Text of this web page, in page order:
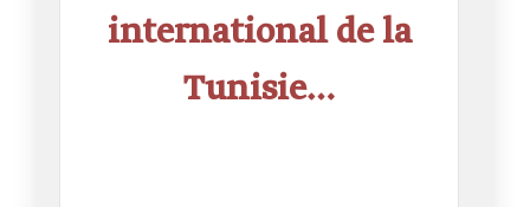
international de la
Tunisie…